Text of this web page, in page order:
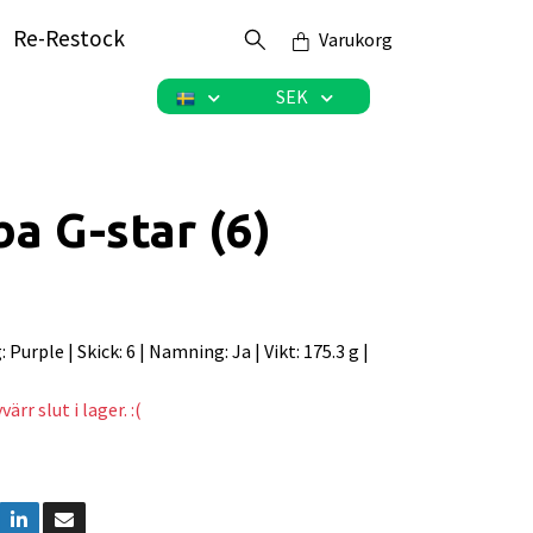
Re-Restock Varukorg
SEK
G-star (6)
Purple | Skick: 6 | Namning: Ja | Vikt: 175.3 g |
slut i lager. :(